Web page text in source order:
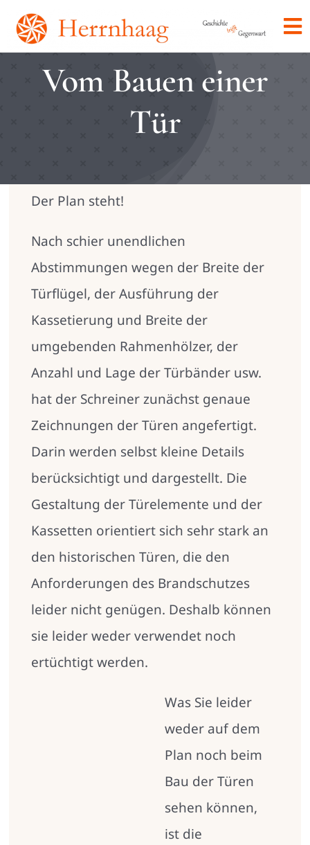
Skip
content
Verein
Vom Bauen einer
Tür
Der Plan steht!
Nach schier unendlichen
Abstimmungen wegen der Breite der
Türflügel, der Ausführung der
Kassetierung und Breite der
umgebenden Rahmenhölzer, der
Anzahl und Lage der Türbänder usw.
hat der Schreiner zunächst genaue
Zeichnungen der Türen angefertigt.
Darin werden selbst kleine Details
berücksichtigt und dargestellt. Die
Gestaltung der Türelemente und der
Kassetten orientiert sich sehr stark an
den historischen Türen, die den
Anforderungen des Brandschutzes
leider nicht genügen. Deshalb können
sie leider weder verwendet noch
ertüchtigt werden.
Was Sie leider
weder auf dem
Plan noch beim
Bau der Türen
sehen können,
ist die